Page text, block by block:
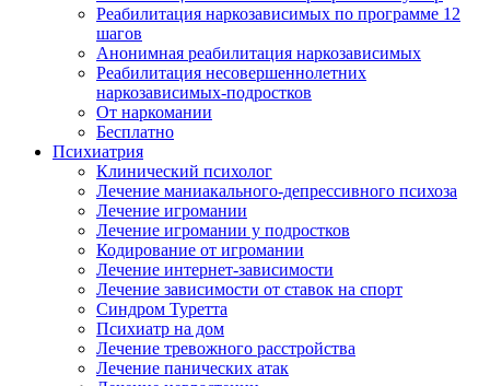
Реабилитация наркозависимых по программе 12
шагов
Анонимная реабилитация наркозависимых
Реабилитация несовершеннолетних
наркозависимых-подростков
От наркомании
Бесплатно
Психиатрия
Клинический психолог
Лечение маниакального-депрессивного психоза
Лечение игромании
Лечение игромании у подростков
Кодирование от игромании
Лечение интернет-зависимости
Лечение зависимости от ставок на спорт
Синдром Туретта
Психиатр на дом
Лечение тревожного расстройства
Лечение панических атак